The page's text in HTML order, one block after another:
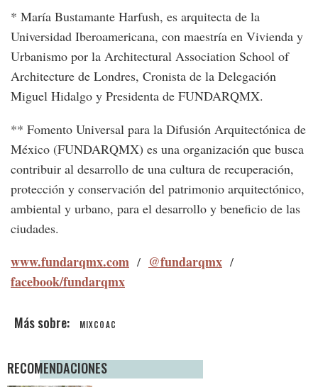
* María Bustamante Harfush, es arquitecta de la
Universidad Iberoamericana, con maestría en Vivienda y
Urbanismo por la Architectural Association School of
Architecture de Londres, Cronista de la Delegación
Miguel Hidalgo y Presidenta de FUNDARQMX.
** Fomento Universal para la Difusión Arquitectónica de
México (FUNDARQMX) es una organización que busca
contribuir al desarrollo de una cultura de recuperación,
protección y conservación del patrimonio arquitectónico,
ambiental y urbano, para el desarrollo y beneficio de las
ciudades.
www.fundarqmx.com / @fundarqmx /
facebook/fundarqmx
MIXCOAC
RECOMENDACIONES